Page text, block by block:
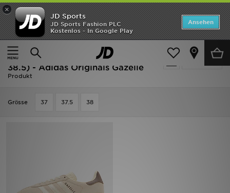
×
JD Sports
JD Sports Fashion PLC
Kostenlos - In Google Play
Ansehen
Startseite
Kinder Schuhe Jugendliche (Gr. 36-38.5)
verfeinern
Beige Schuhe Jugendliche (Gr. 36-
38.5) - Adidas Originals Gazelle
Produkt
Grӧsse 37 37.5 38
Startseite
ANGEBOTE
Marken
Bestsellers